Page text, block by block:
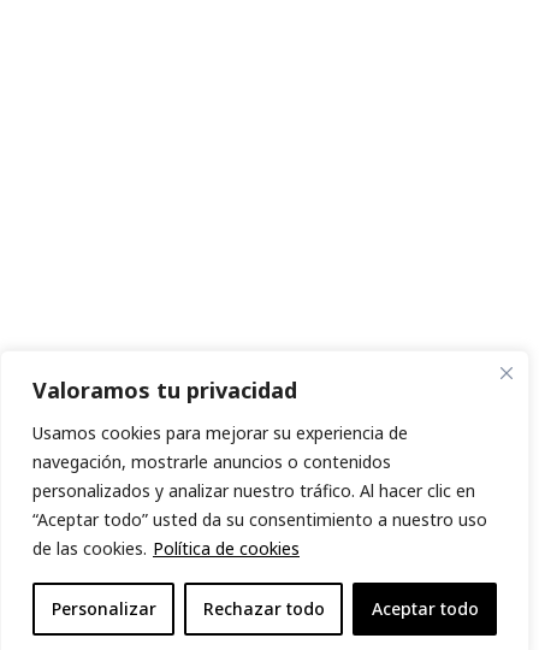
Valoramos tu privacidad
Usamos cookies para mejorar su experiencia de
navegación, mostrarle anuncios o contenidos
personalizados y analizar nuestro tráfico. Al hacer clic en
“Aceptar todo” usted da su consentimiento a nuestro uso
de las cookies. Política de cookies
Personalizar Rechazar todo Aceptar todo